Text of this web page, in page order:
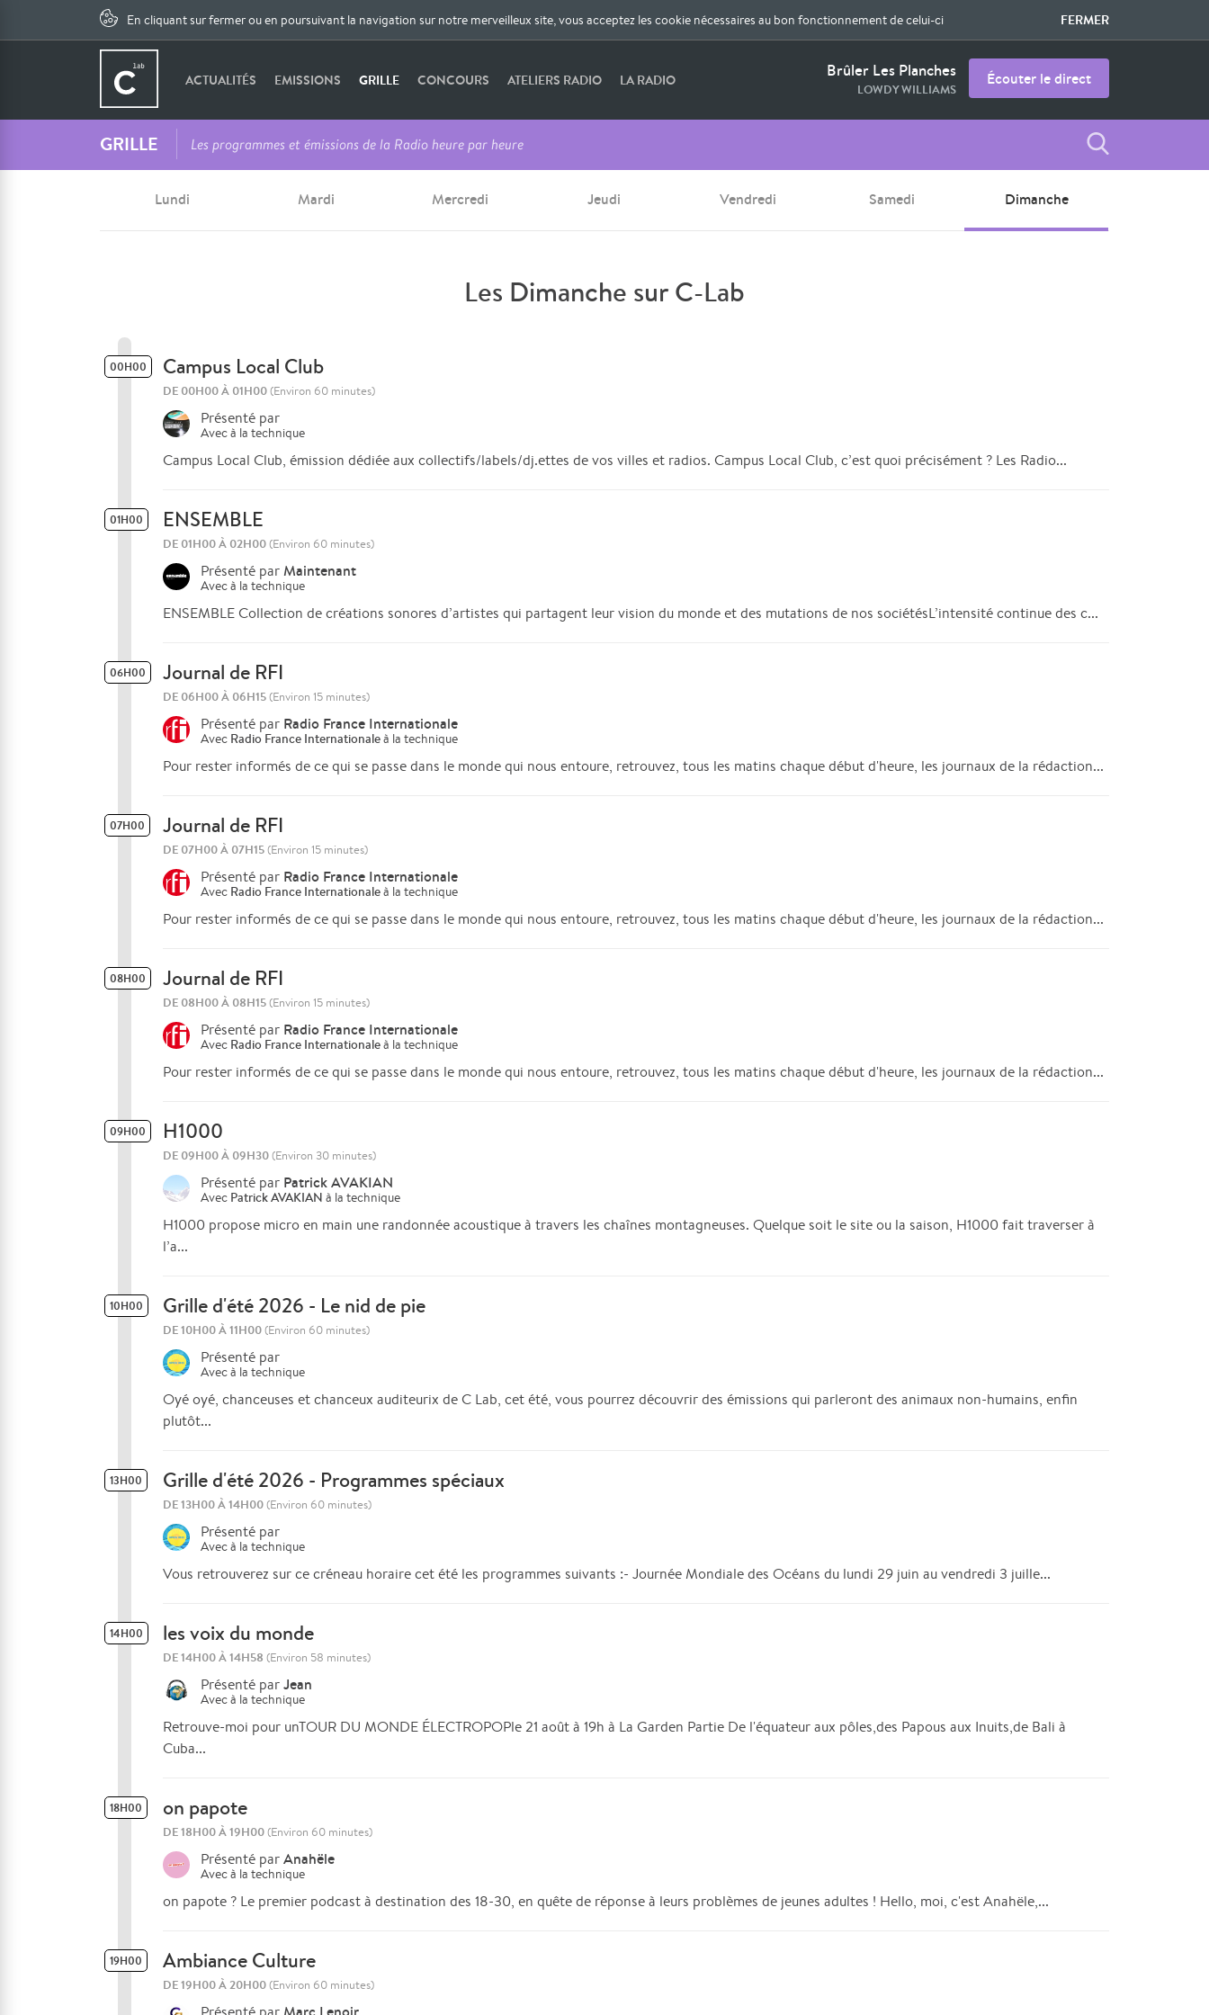
En cliquant sur fermer ou en poursuivant la navigation sur notre merveilleux site, vous acceptez les cookie nécessaires au bon fonctionnement de celui-ci FERMER
ACTUALITÉS EMISSIONS GRILLE CONCOURS ATELIERS RADIO LA RADIO Brûler Les Planches
LOWDY WILLIAMS
Écouter le direct
GRILLE Les programmes et émissions de la Radio heure par heure
Lundi Mardi Mercredi Jeudi Vendredi Samedi Dimanche
Les Dimanche sur C-Lab
00H00 Campus Local Club
DE 00H00 À 01H00(Environ 60 minutes)
Présenté par
Avecà la technique
Campus Local Club, émission dédiée aux collectifs/labels/dj.ettes de vos villes et radios. Campus Local Club, c’est quoi précisément ? Les Radio...
01H00 ENSEMBLE
DE 01H00 À 02H00(Environ 60 minutes)
Présenté parMaintenant
Avecà la technique
ENSEMBLE Collection de créations sonores d’artistes qui partagent leur vision du monde et des mutations de nos sociétésL’intensité continue des c...
06H00 Journal de RFI
DE 06H00 À 06H15(Environ 15 minutes)
Présenté par Radio France Internationale
Avec Radio France Internationaleà la technique
Pour rester informés de ce qui se passe dans le monde qui nous entoure, retrouvez, tous les matins chaque début d'heure, les journaux de la rédaction...
07H00 Journal de RFI
DE 07H00 À 07H15(Environ 15 minutes)
Présenté par Radio France Internationale
Avec Radio France Internationaleà la technique
Pour rester informés de ce qui se passe dans le monde qui nous entoure, retrouvez, tous les matins chaque début d'heure, les journaux de la rédaction...
08H00 Journal de RFI
DE 08H00 À 08H15(Environ 15 minutes)
Présenté par Radio France Internationale
Avec Radio France Internationaleà la technique
Pour rester informés de ce qui se passe dans le monde qui nous entoure, retrouvez, tous les matins chaque début d'heure, les journaux de la rédaction...
09H00 H1000
DE 09H00 À 09H30(Environ 30 minutes)
Présenté par Patrick AVAKIAN
Avec Patrick AVAKIAN à la technique
H1000 propose micro en main une randonnée acoustique à travers les chaînes montagneuses. Quelque soit le site ou la saison, H1000 fait traverser à
l’a...
10H00 Grille d'été 2026 - Le nid de pie
DE 10H00 À 11H00(Environ 60 minutes)
Présenté par
Avecà la technique
Oyé oyé, chanceuses et chanceux auditeurix de C Lab, cet été, vous pourrez découvrir des émissions qui parleront des animaux non-humains, enfin
plutôt...
13H00 Grille d'été 2026 - Programmes spéciaux
DE 13H00 À 14H00(Environ 60 minutes)
Présenté par
Avecà la technique
Vous retrouverez sur ce créneau horaire cet été les programmes suivants :- Journée Mondiale des Océans du lundi 29 juin au vendredi 3 juille...
14H00 les voix du monde
DE 14H00 À 14H58(Environ 58 minutes)
Présenté parJean
Avecà la technique
Retrouve-moi pour unTOUR DU MONDE ÉLECTROPOPle 21 août à 19h à La Garden Partie De l'équateur aux pôles,des Papous aux Inuits,de Bali à
Cuba...
18H00 on papote
DE 18H00 À 19H00(Environ 60 minutes)
Présenté parAnahële
Avecà la technique
on papote ? Le premier podcast à destination des 18-30, en quête de réponse à leurs problèmes de jeunes adultes ! Hello, moi, c'est Anahële,...
19H00 Ambiance Culture
DE 19H00 À 20H00(Environ 60 minutes)